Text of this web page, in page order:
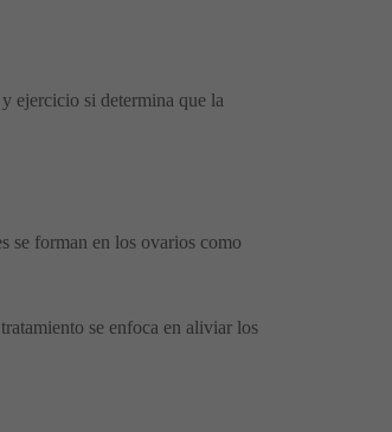
ejercicio si determina que la
se forman en los ovarios como
se enfoca en aliviar los